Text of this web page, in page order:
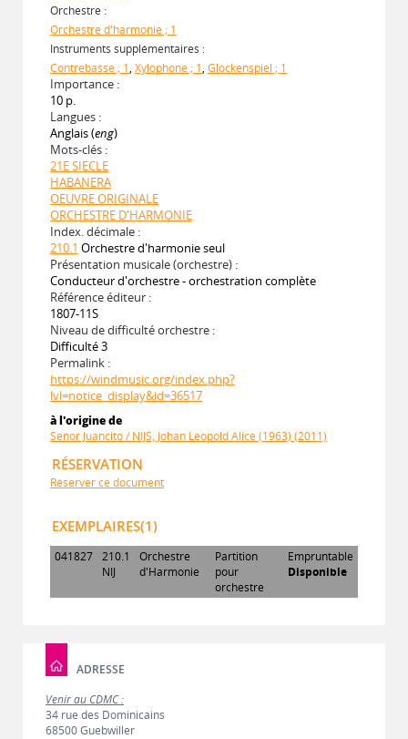
Orchestre :
Orchestre d'harmonie ; 1
Instruments supplémentaires :
Contrebasse ; 1, Xylophone ; 1, Glockenspiel ; 1
Importance :
10 p.
Langues :
Anglais (eng)
Mots-clés :
21E SIECLE
HABANERA
OEUVRE ORIGINALE
ORCHESTRE D'HARMONIE
Index. décimale :
210.1 Orchestre d'harmonie seul
Présentation musicale (orchestre) :
Conducteur d'orchestre - orchestration complète
Référence éditeur :
1807-11S
Niveau de difficulté orchestre :
Difficulté 3
Permalink :
https://windmusic.org/index.php?
lvl=notice_display&id=36517
à l'origine de
Senor Juancito / NIJS, Johan Leopold Alice (1963) (2011)
RÉSERVATION
Réserver ce document
EXEMPLAIRES(1)
041827 210.1
NIJ
Orchestre
d'Harmonie
Partition
pour
orchestre
Empruntable
Disponible
ADRESSE
Venir au CDMC :
34 rue des Dominicains
68500 Guebwiller